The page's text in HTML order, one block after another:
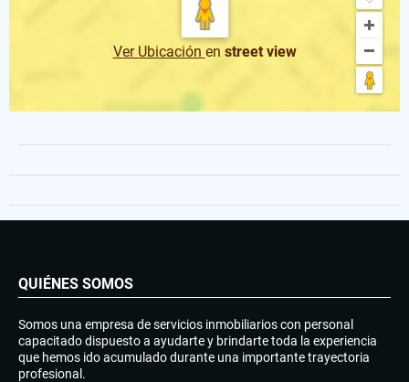
Ver Ubicación en street view
QUIÉNES SOMOS
Somos una empresa de servicios inmobiliarios con personal
capacitado dispuesto a ayudarte y brindarte toda la experiencia
que hemos ido acumulado durante una importante trayectoria
profesional.